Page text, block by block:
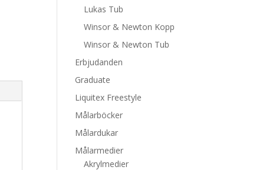
Lukas Tub
Winsor & Newton Kopp
Winsor & Newton Tub
Erbjudanden
Graduate
Liquitex Freestyle
Målarböcker
Målardukar
Målarmedier
Akrylmedier